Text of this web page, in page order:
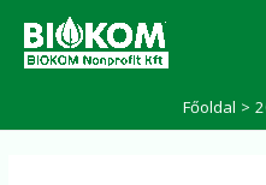
content
Főoldal
e
r
é